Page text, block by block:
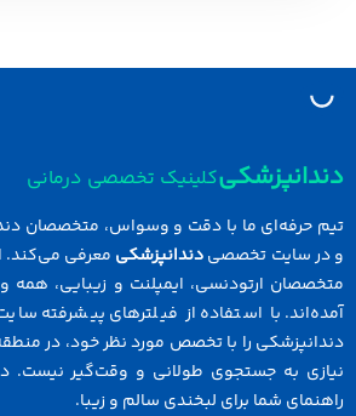
کلینیک تخصصی درمانی
ما با دقت و وسواس، متخصصان
تخصصیدندانپزشکیمعرفی می‌کند. از
ارتودنسی، ایمپلنت و زیبایی، همه و
با استفاده از فیلترهای پیشرفته سایت ما،
را با تخصص مورد نظر خود، در منطقه
به جستجوی طولانی و وقت‌گیر نیست. دندان
شما برای لبخندی سالم و زیبا.